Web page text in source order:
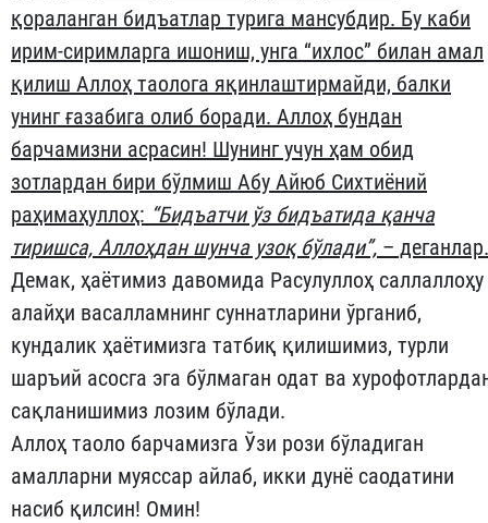
қораланган бидъатлар турига мансубдир. Бу каби
ирим-сиримларга ишониш, унга “ихлос” билан амал
қилиш Аллоҳ таолога яқинлаштирмайди, балки
унинг ғазабига олиб боради. Аллоҳ бундан
барчамизни асрасин! Шунинг учун ҳам обид
зотлардан бири бўлмиш Абу Айюб Сихтиёний
раҳимаҳуллоҳ: “Бидъатчи ўз бидъатида қанча
тиришса, Аллоҳдан шунча узоқ бўлади”, – деганлар.
Демак, ҳаётимиз давомида Расулуллоҳ саллаллоҳу
алайҳи васалламнинг суннатларини ўрганиб,
кундалик ҳаётимизга татбиқ қилишимиз, турли
шаръий асосга эга бўлмаган одат ва
сақланишимиз лозим бўлади.
Аллоҳ таоло барчамизга Ўзи рози бўладиган
амалларни муяссар айлаб, икки дунё саодатини
насиб қилсин! Омин!